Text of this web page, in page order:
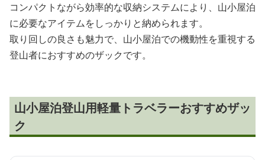
コンパクトながら効率的な収納システムにより、山小屋泊
に必要なアイテムをしっかりと納められます。
取り回しの良さも魅力で、山小屋泊での機動性を重視する
登山者におすすめのザックです。
山小屋泊登山用軽量トラベラーおすすめザッ
ク